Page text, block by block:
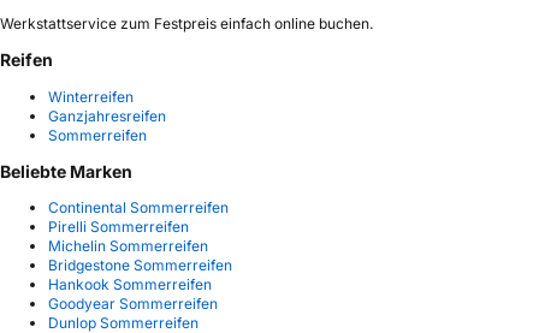
Werkstattservice zum Festpreis einfach online buchen.
Reifen
Winterreifen
Ganzjahresreifen
Sommerreifen
Beliebte Marken
Continental Sommerreifen
Pirelli Sommerreifen
Michelin Sommerreifen
Bridgestone Sommerreifen
Hankook Sommerreifen
Goodyear Sommerreifen
Dunlop Sommerreifen